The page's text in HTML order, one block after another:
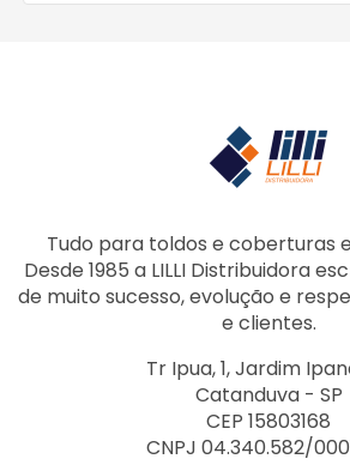
Tudo para toldos e coberturas
Desde 1985 a LILLI Distribuidora
de muito sucesso, evolução e
e clientes.
Tr Ipua, 1, Jardim
Catanduva - SP
CEP 15803168
CNPJ 04.340.582/